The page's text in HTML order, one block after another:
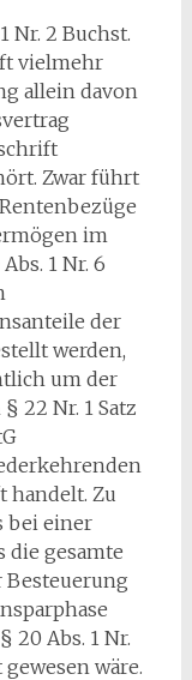
Nr. 2 Buchst.
vielmehr
allein davon
Zwar führt
im
1 Nr. 6
der
werden,
um der
22 Nr. 1 Satz
handelt. Zu
bei einer
die gesamte
20 Abs. 1 Nr.
wäre.